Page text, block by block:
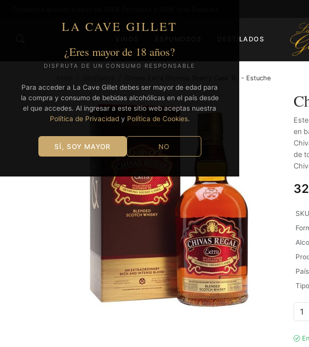
LA CAVE GILLET
¿Eres mayor de 18 años?
DISFRUTA DE UN CONSUMO RESPONSABLE
Para acceder a La Cave Gillet debes ser mayor de edad para
la compra y consumo de bebidas alcohólicas en el país desde
el que accedes. Al ingresar a este sitio web aceptas nuestra
Política de Privacidady Política de Cookies.
SÍ, SOY MAYOR NO
DESTILADOS
Chivas Extra Oloroso Sherry Cask 1L. - Estuche
en
de
SKU
País
Tipo